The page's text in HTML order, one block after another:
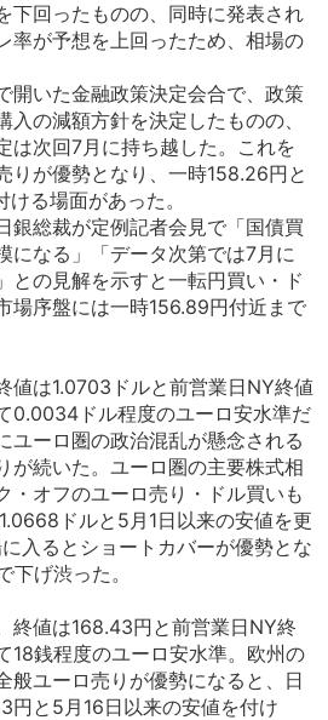
下回ったものの、同時に発表され
率が予想を上回ったため、相場の
開いた金融政策決定会合で、政策
の減額方針を決定したものの、
は次回7月に持ち越した。これを
りが優勢となり、一時158.26円と
る場面があった。
総裁が定例記者会見で「国債買
になる」「データ次第では7月に
との見解を示すと一転円買い・ド
場序盤には一時156.89円付近まで
値は1.0703ドルと前営業日NY終値
0.0034ドル程度のユーロ安水準だ
ユーロ圏の政治混乱が懸念される
が続いた。ユーロ圏の主要株式相
・オフのユーロ売り・ドル買いも
ドルと5月1日以来の安値を更
入るとショートカバーが優勢とな
下げ渋った。
終値は168.43円と前営業日NY終
18銭程度のユーロ安水準。欧州の
般ユーロ売りが優勢になると、日
円と5月16日以来の安値を付け